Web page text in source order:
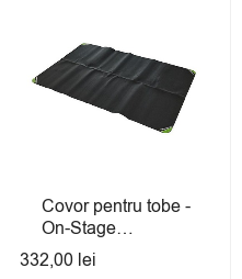
Covor pentru tobe -
On-Stage
DMA6450
332,00 lei